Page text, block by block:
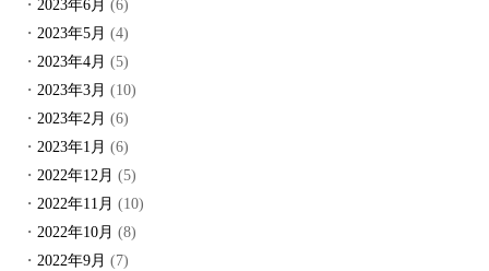
2023年6月 (6)
2023年5月 (4)
2023年4月 (5)
2023年3月 (10)
2023年2月 (6)
2023年1月 (6)
2022年12月 (5)
2022年11月 (10)
2022年10月 (8)
2022年9月 (7)